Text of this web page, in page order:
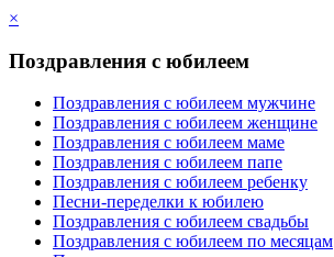
×
Поздравления с юбилеем
Поздравления с юбилеем мужчине
Поздравления с юбилеем женщине
Поздравления с юбилеем маме
Поздравления с юбилеем папе
Поздравления с юбилеем ребенку
Песни-переделки к юбилею
Поздравления с юбилеем свадьбы
Поздравления с юбилеем по месяцам